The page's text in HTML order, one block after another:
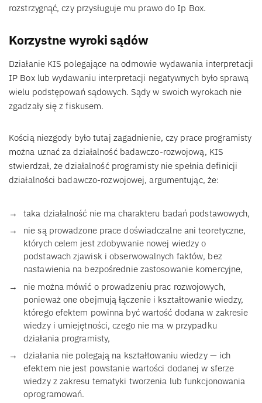
rozstrzygnąć, czy przysługuje mu prawo do Ip Box.
Korzystne wyroki sądów
Działanie KIS polegające na odmowie wydawania interpretacji
IP Box lub wydawaniu interpretacji negatywnych było sprawą
wielu podstępowań sądowych. Sądy w swoich wyrokach nie
zgadzały się z fiskusem.
Kością niezgody było tutaj zagadnienie, czy prace programisty
można uznać za działalność badawczo-rozwojową, KIS
stwierdzał, że działalność programisty nie spełnia definicji
działalności badawczo-rozwojowej, argumentując, że:
taka działalność nie ma charakteru badań podstawowych,
nie są prowadzone prace doświadczalne ani teoretyczne,
których celem jest zdobywanie nowej wiedzy o
podstawach zjawisk i obserwowalnych faktów, bez
nastawienia na bezpośrednie zastosowanie komercyjne,
nie można mówić o prowadzeniu prac rozwojowych,
ponieważ one obejmują łączenie i kształtowanie wiedzy,
którego efektem powinna być wartość dodana w zakresie
wiedzy i umiejętności, czego nie ma w przypadku
działania programisty,
działania nie polegają na kształtowaniu wiedzy — ich
efektem nie jest powstanie wartości dodanej w sferze
wiedzy z zakresu tematyki tworzenia lub funkcjonowania
oprogramowań.